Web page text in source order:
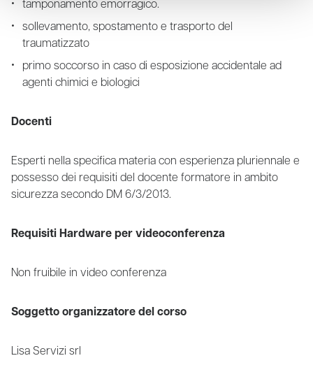
tamponamento emorragico.
sollevamento, spostamento e trasporto del
traumatizzato
primo soccorso in caso di esposizione accidentale ad
agenti chimici e biologici
Docenti
Esperti nella specifica materia con esperienza pluriennale e
possesso dei requisiti del docente formatore in ambito
sicurezza secondo DM 6/3/2013.
Requisiti Hardware per videoconferenza
Non fruibile in video conferenza
Soggetto organizzatore del corso
Lisa Servizi srl